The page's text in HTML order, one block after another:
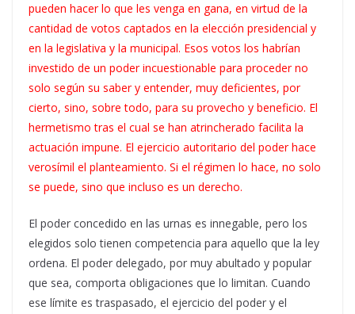
pueden hacer lo que les venga en gana, en virtud de la
cantidad de votos captados en la elección presidencial y
en la legislativa y la municipal. Esos votos los habrían
investido de un poder incuestionable para proceder no
solo según su saber y entender, muy deficientes, por
cierto, sino, sobre todo, para su provecho y beneficio. El
hermetismo tras el cual se han atrincherado facilita la
actuación impune. El ejercicio autoritario del poder hace
verosímil el planteamiento. Si el régimen lo hace, no solo
se puede, sino que incluso es un derecho.
El poder concedido en las urnas es innegable, pero los
elegidos solo tienen competencia para aquello que la ley
ordena. El poder delegado, por muy abultado y popular
que sea, comporta obligaciones que lo limitan. Cuando
ese límite es traspasado, el ejercicio del poder y el